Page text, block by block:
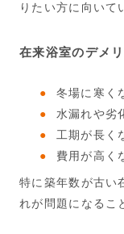
りたい方に向いて
在来浴室のデメ
冬場に寒く
水漏れや劣
工期が長く
費用が高く
特に築年数が古い
れが問題になるこ